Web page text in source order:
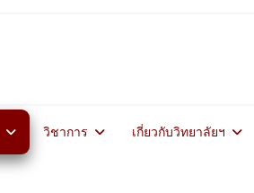
วิชาการ เกี่ยวกับวิทยาลัยฯ